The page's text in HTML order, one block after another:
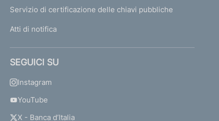
Servizio di certificazione delle chiavi pubbliche
Atti di notifica
SEGUICI SU
Instagram
YouTube
X - Banca d’Italia